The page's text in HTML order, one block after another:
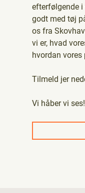
efterfølgende i
godt med tøj
os fra
vi er, hvad
hvordan vores
Tilmeld jer
Vi håber vi ses!